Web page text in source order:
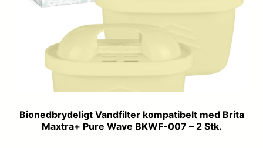
Bionedbrydeligt Vandfilter kompatibelt med Brita
Maxtra+ Pure Wave BKWF-007 – 2 Stk.